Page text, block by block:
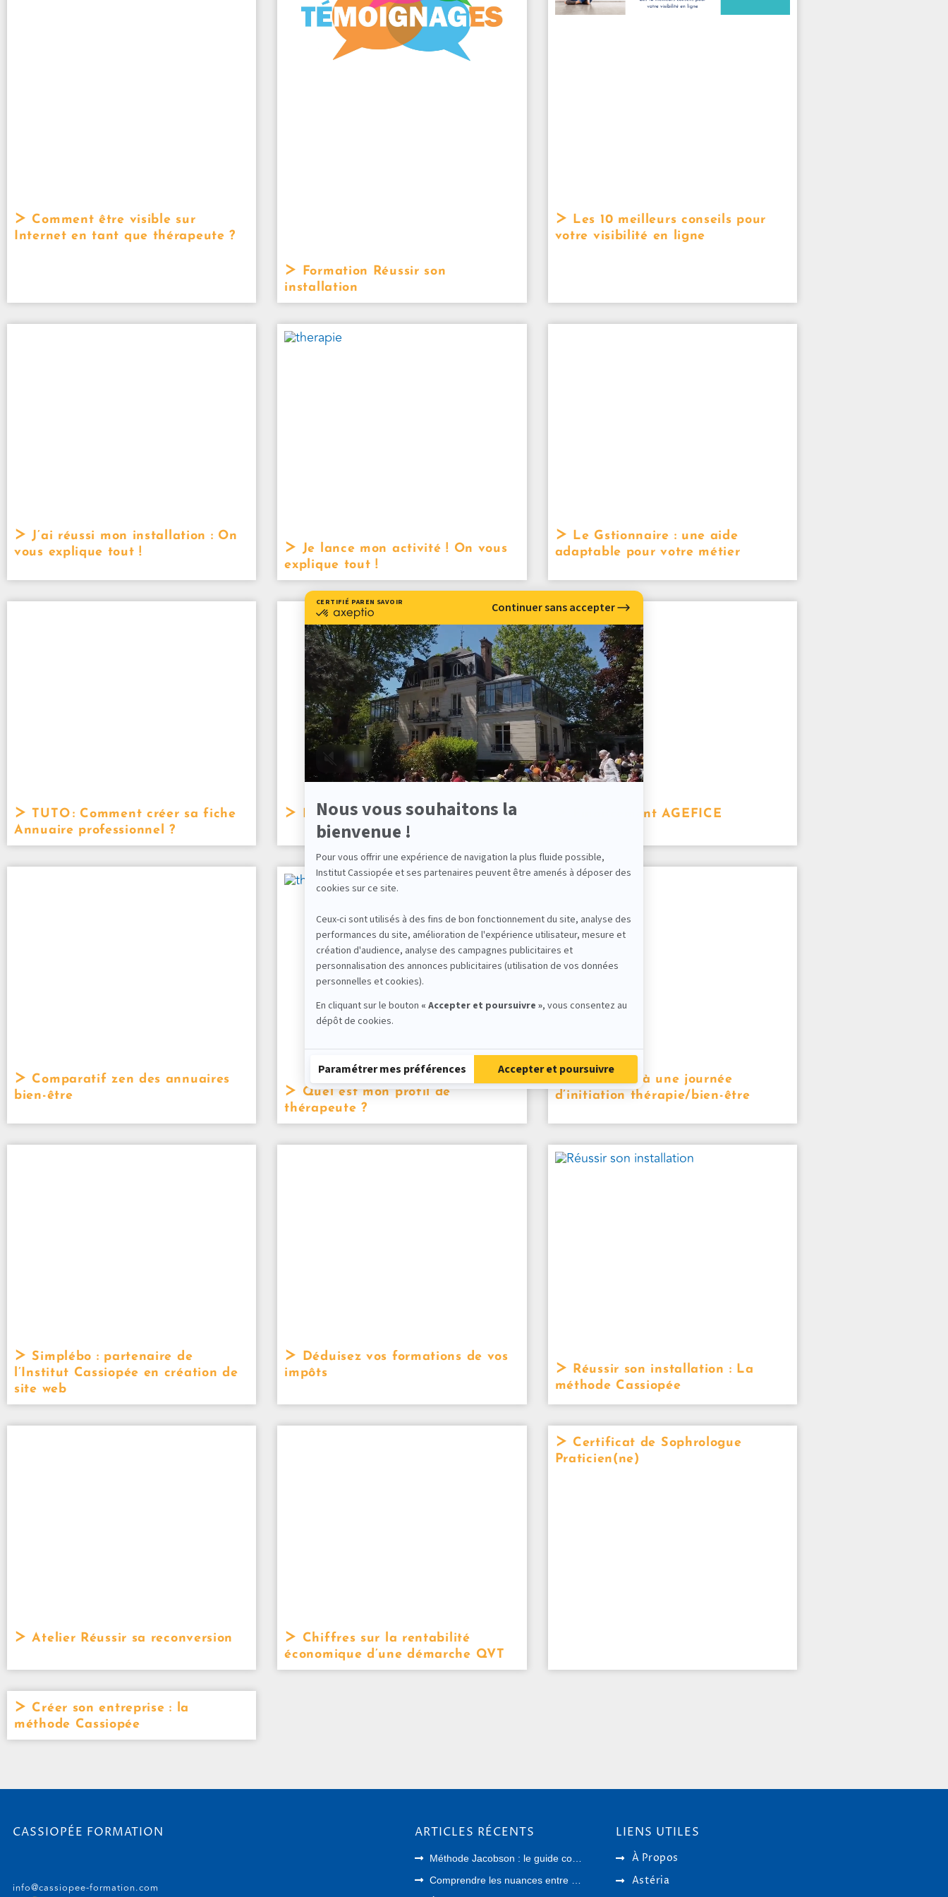
Comment être visible sur
Internet en tant que thérapeute ?
Formation Réussir son
installation
Les 10 meilleurs conseils pour
votre visibilité en ligne
J’ai réussi mon installation : On
vous explique tout !
Je lance mon activité ! On vous
explique tout !
Le Gstionnaire : une aide
adaptable pour votre métier
TUTO : Comment créer sa fiche
Annuaire professionnel ?
Financement FIF PL Financement AGEFICE
Comparatif zen des annuaires
bien-être
Quel est mon profil de
thérapeute ?
Participez à une journée
d’initiation thérapie/bien-être
Simplébo : partenaire de
l’Institut Cassiopée en création de
site web
Déduisez vos formations de vos
impôts
Réussir son installation : La
méthode Cassiopée
Atelier Réussir sa reconversion
Chiffres sur la rentabilité
économique d’une démarche QVT
Certificat de Sophrologue
Praticien(ne)
Créer son entreprise : la
méthode Cassiopée
CASSIOPÉE FORMATION
info@cassiopee-formation.com
ARTICLES RÉCENTS
Méthode Jacobson : le guide complet pour relâcher vos tensions et évacuer le stress
Comprendre les nuances entre relaxation et sophrologie pour mieux accompagner
LIENS UTILES
À Propos
Astéria